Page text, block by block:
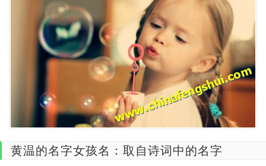
黄温的名字女孩名：取自诗词中的名字